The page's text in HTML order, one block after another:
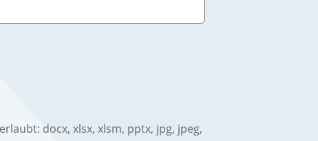
docx, xlsx, xlsm, pptx, jpg, jpeg,